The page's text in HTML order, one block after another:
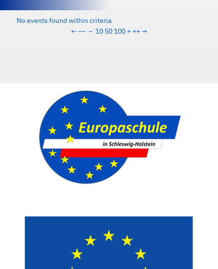
No events found within criteria
← −− − 10 50 100 + ++→